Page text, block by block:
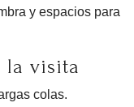
y espacios para
la visita
colas.